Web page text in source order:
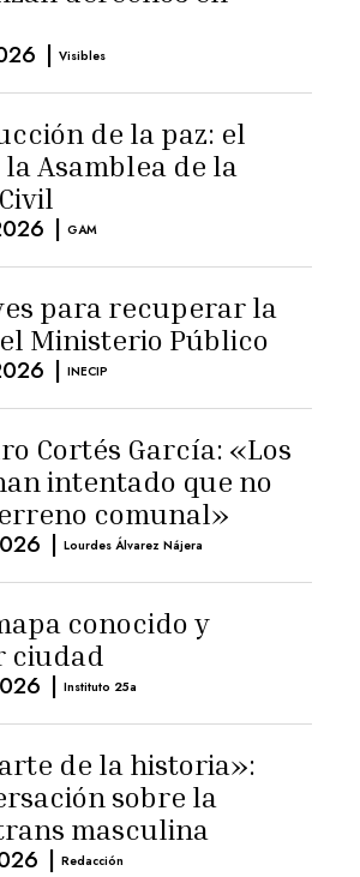
| Visibles
de la paz: el
Asamblea de la
| GAM
para recuperar la
Ministerio Público
| INECIP
Cortés García: «Los
intentado que no
comunal»
| Lourdes Álvarez Nájera
conocido y
ciudad
| Instituto 25a
de la historia»:
sobre la
masculina
| Redacción